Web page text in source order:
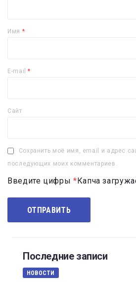
Имя *
E-mail*
Сайт
Сохранить моё имя, email и адрес
последующих моих комментариев.
Введите цифры * Капча
Последние записи
НОВОСТИ